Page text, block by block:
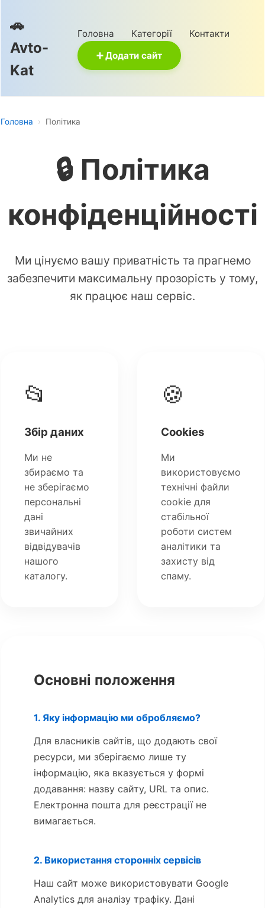
🚗
Avto-
Kat
Головна Категорії
Контакти
➕ Додати сайт
Головна › Політика
🔒 Політика
конфіденційності
Ми цінуємо вашу приватність та прагнемо
забезпечити максимальну прозорість у тому,
як працює наш сервіс.
📂
Збір даних
Ми не
збираємо та
не зберігаємо
персональні
дані
звичайних
відвідувачів
нашого
каталогу.
🍪
Cookies
Ми
використовуємо
технічні файли
cookie для
стабільної
роботи систем
аналітики та
захисту від
спаму.
Основні положення
1. Яку інформацію ми обробляємо?
Для власників сайтів, що додають свої
ресурси, ми зберігаємо лише ту
інформацію, яка вказується у формі
додавання: назву сайту, URL та опис.
Електронна пошта для реєстрації не
вимагається.
2. Використання сторонніх сервісів
Наш сайт може використовувати Google
Analytics для аналізу трафіку. Дані